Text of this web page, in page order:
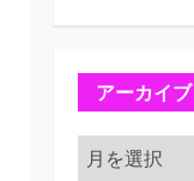
アーカイブ
ア